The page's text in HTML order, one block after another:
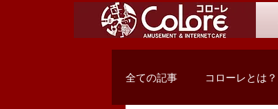
全ての記事 コローレとは？